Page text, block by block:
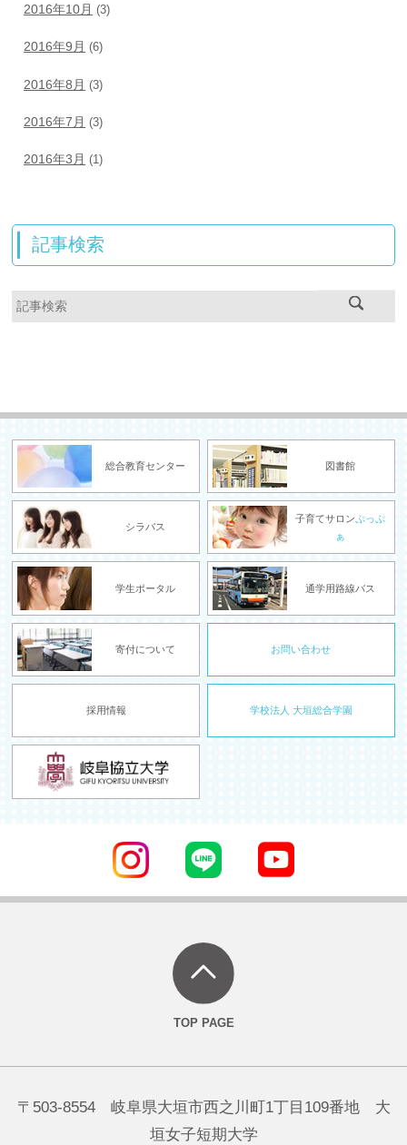
2016年10月 (3)
2016年9月 (6)
2016年8月 (3)
2016年7月 (3)
2016年3月 (1)
記事検索
総合教育センター 図書館
シラバス
子育てサロンぷっぷ
ぁ
学生ポータル 通学用路線バス
寄付について お問い合わせ
採用情報 学校法人 大垣総合学園
〒503-8554 岐阜県大垣市西之川町1丁目109番地 大
垣女子短期大学